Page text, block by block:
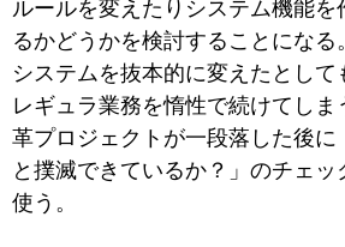
ルールを変えたりシステム機能を
るかどうかを検討することになる
システムを抜本的に変えたとして
レギュラ業務を惰性で続けてし
革プロジェクトが一段落した後に
と撲滅できているか？」のチェッ
使う。